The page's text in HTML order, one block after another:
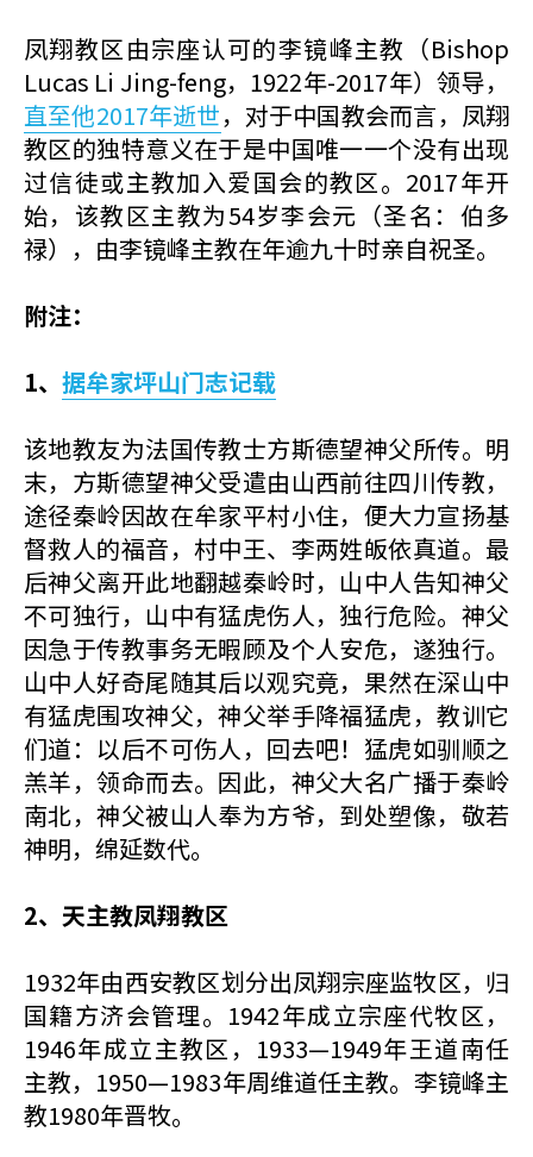
凤翔教区由宗座认可的李镜峰主教（Bishop
Lucas Li Jing-feng，1922年-2017年）领导，
直至他2017年逝世，对于中国教会而言，凤翔
教区的独特意义在于是中国唯一一个没有出现
过信徒或主教加入爱国会的教区。2017年开
始，该教区主教为54岁李会元（圣名：伯多
禄），由李镜峰主教在年逾九十时亲自祝圣。
附注：
1、 据牟家坪山门志记载
该地教友为法国传教士方斯德望神父所传。明
末，方斯德望神父受遣由山西前往四川传教，
途径秦岭因故在牟家平村小住，便大力宣扬基
督救人的福音，村中王、李两姓皈依真道。最
后神父离开此地翻越秦岭时，山中人告知神父
不可独行，山中有猛虎伤人，独行危险。神父
因急于传教事务无暇顾及个人安危，遂独行。
山中人好奇尾随其后以观究竟，果然在深山中
有猛虎围攻神父，神父举手降福猛虎，教训它
们道：以后不可伤人，回去吧！猛虎如驯顺之
羔羊，领命而去。因此，神父大名广播于秦岭
南北，神父被山人奉为方爷，到处塑像，敬若
神明，绵延数代。
2、天主教凤翔教区
1932年由西安教区划分出凤翔宗座监牧区，归
国籍方济会管理。1942年成立宗座代牧区，
1946年成立主教区，1933—1949年王道南任
主教，1950—1983年周维道任主教。李镜峰主
教1980年晋牧。